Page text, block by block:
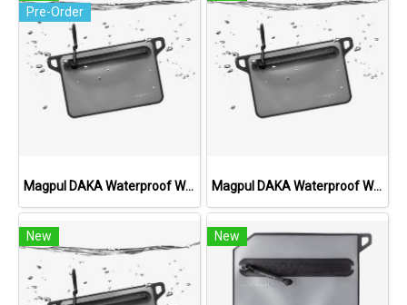
Pre-Order
Magpul DAKA Waterproof Window Pouch, Small Magpul DAKA Waterproof Window Pouch, Large
New New